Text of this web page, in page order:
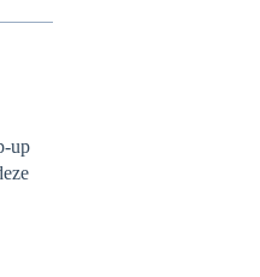
up